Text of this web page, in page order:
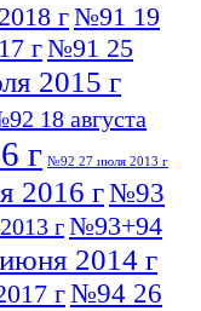
г№91 19
г№91 25
2015 г
18 августа
г №92 27 июля 2013 г
2016 г№93
г№93+94
2014 г
г№94 26